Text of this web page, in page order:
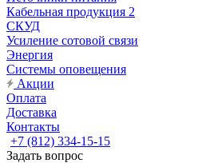
Кабельная продукция 2
СКУД
Усиление сотовой связи
Энергия
Системы оповещения
Акции
Оплата
Доставка
Контакты
+7 (812) 334-15-15
Задать вопрос